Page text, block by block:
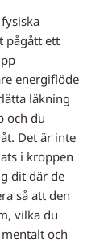
pågått ett
energiflöde
läkning
och du
Det är inte
i kroppen
dit där de
så att den
vilka du
och